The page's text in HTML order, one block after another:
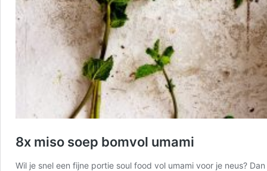
8x miso soep bomvol umami
Wil je snel een fijne portie soul food vol umami voor je neus?